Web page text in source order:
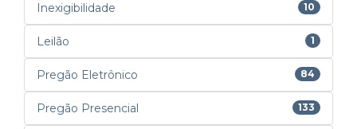
Inexigibilidade 10
Leilão 1
Pregão Eletrônico 84
Pregão Presencial 133